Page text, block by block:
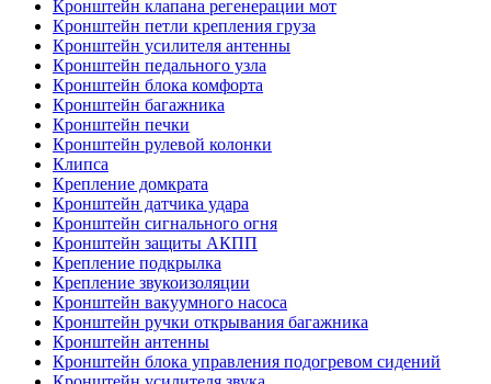
Кронштейн клапана регенерации мот
Кронштейн петли крепления груза
Кронштейн усилителя антенны
Кронштейн педального узла
Кронштейн блока комфорта
Кронштейн багажника
Кронштейн печки
Кронштейн рулевой колонки
Клипса
Крепление домкрата
Кронштейн датчика удара
Кронштейн сигнального огня
Кронштейн защиты АКПП
Крепление подкрылка
Крепление звукоизоляции
Кронштейн вакуумного насоса
Кронштейн ручки открывания багажника
Кронштейн антенны
Кронштейн блока управления подогревом сидений